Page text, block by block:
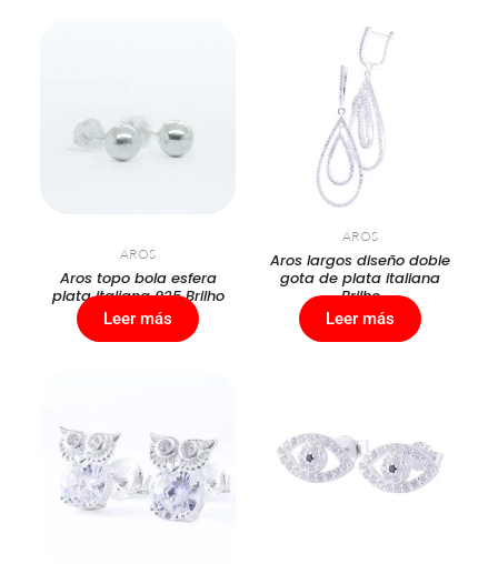
AROS
Aros topo bola esfera
plata italiana 925 Brilho
Leer más
AROS
Aros largos diseño doble
gota de plata italiana
Brilho
Leer más